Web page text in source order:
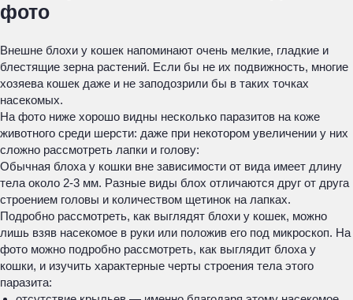
фото
Внешне блохи у кошек напоминают очень мелкие, гладкие и
блестящие зерна растений. Если бы не их подвижность, многие
хозяева кошек даже и не заподозрили бы в таких точках
насекомых.
На фото ниже хорошо видны несколько паразитов на коже
животного среди шерсти: даже при некотором увеличении у них
сложно рассмотреть лапки и голову:
Обычная блоха у кошки вне зависимости от вида имеет длину
тела около 2-3 мм. Разные виды блох отличаются друг от друга
строением головы и количеством щетинок на лапках.
Подробно рассмотреть, как выглядят блохи у кошек, можно
лишь взяв насекомое в руки или положив его под микроскоп. На
фото можно подробно рассмотреть, как выглядит блоха у
кошки, и изучить характерные черты строения тела этого
паразита: